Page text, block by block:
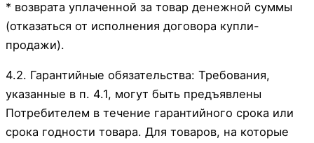
* возврата уплаченной за товар денежной суммы
(отказаться от исполнения договора купли-
продажи).
4.2. Гарантийные обязательства: Требования,
указанные в п. 4.1, могут быть предъявлены
Потребителем в течение гарантийного срока или
срока годности товара. Для товаров, на которые